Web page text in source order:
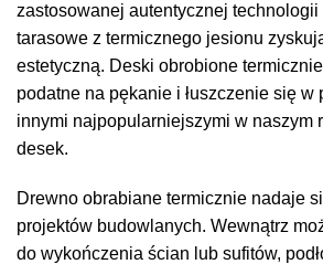
zastosowanej autentycznej technologii
tarasowe z termicznego jesionu
estetyczną. Deski obrobione
podatne na pękanie i łuszczenie się w
innymi najpopularniejszymi w naszym
desek.
Drewno obrabiane termicznie nadaje
projektów budowlanych. Wewnątrz
do wykończenia ścian lub sufitów,